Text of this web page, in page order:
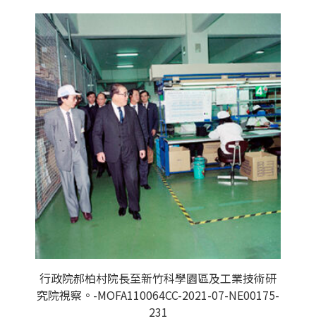
行政院郝柏村院長至新竹科學園區及工業技術研
究院視察。-MOFA110064CC-2021-07-NE00175-
231